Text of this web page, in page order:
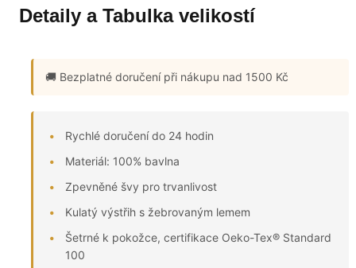
Detaily a Tabulka velikostí
🚚 Bezplatné doručenípři nákupu nad 1500 Kč
Rychlé doručení do 24 hodin
Materiál: 100% bavlna
Zpevněné švy pro trvanlivost
Kulatý výstřih s žebrovaným lemem
Šetrné k pokožce, certifikace Oeko-Tex® Standard
100